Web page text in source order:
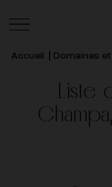
Accueil Domaines
Liste